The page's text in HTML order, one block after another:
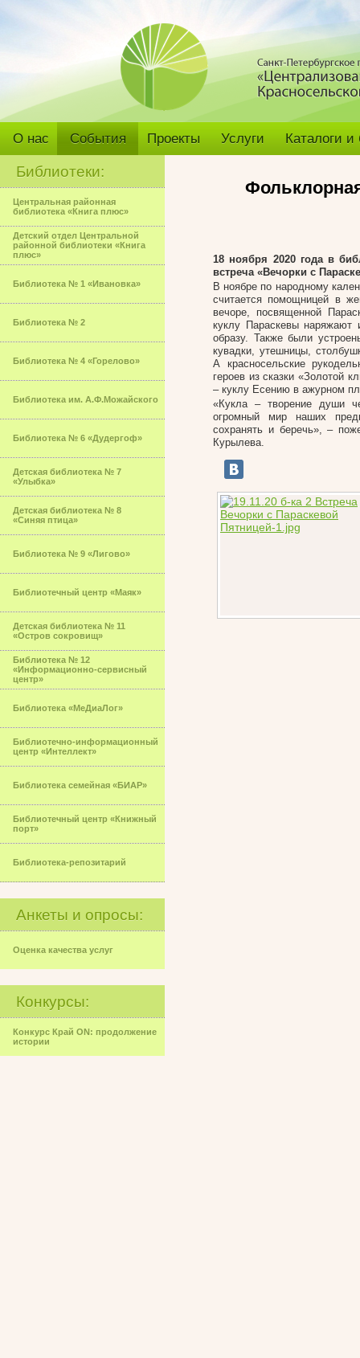
О нас События Проекты Услуги Каталоги
Библиотеки:
Центральная районная
библиотека «Книга плюс»
Детский отдел Центральной
районной библиотеки «Книга
плюс»
Библиотека № 1 «Ивановка»
Библиотека № 2
Библиотека № 4 «Горелово»
Библиотека им. А.Ф.Можайского
Библиотека № 6 «Дудергоф»
Детская библиотека № 7
«Улыбка»
Детская библиотека № 8
«Синяя птица»
Библиотека № 9 «Лигово»
Библиотечный центр «Маяк»
Детская библиотека № 11
«Остров сокровищ»
Библиотека № 12
«Информационно-сервисный
центр»
Библиотека «МеДиаЛог»
Библиотечно-информационный
центр «Интеллект»
Библиотека семейная «БИАР»
Библиотечный центр «Книжный
порт»
Библиотека-репозитарий
Анкеты и опросы:
Оценка качества услуг
Конкурсы:
Конкурс Край ON: продолжение
истории
18 ноября 2020 года в
встреча «Вечорки с
В ноябре по народному
считается помощницей в
вечоре, посвященной
куклу Параскевы
образу. Также были
кувадки, утешницы,
А красносельские
героев из сказки «Золотой
– куклу Есению в ажурном
«Кукла – творение души
огромный мир наших
сохранять и беречь», –
Курылева.